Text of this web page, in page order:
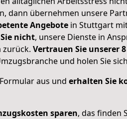
dann übernehmen unsere
Angebote in Stuttgart
nicht, unsere Dienste in
zurück. Vertrauen Sie unserer
und holen Sie
aus und erhalten Sie
sparen, das finden